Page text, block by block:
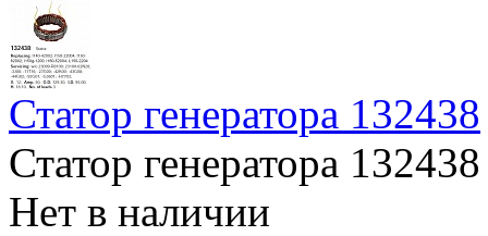
Статор генератора 132438
Статор генератора 132438
Нет в наличии